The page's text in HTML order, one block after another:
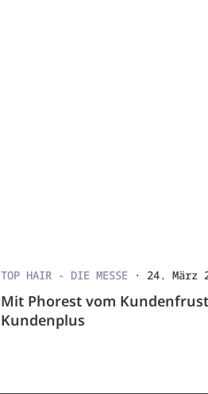
TOP HAIR - DIE MESSE· 24. März
Mit Phorest vom
Kundenplus